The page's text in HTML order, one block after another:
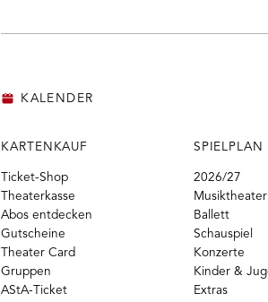
KALENDER
KARTENKAUF
Ticket-Shop
Theaterkasse
Abos entdecken
Gutscheine
Theater Card
Gruppen
AStA-Ticket
SPIELPLAN
2026/27
Musiktheater
Ballett
Schauspiel
Konzerte
Kinder &
Extras